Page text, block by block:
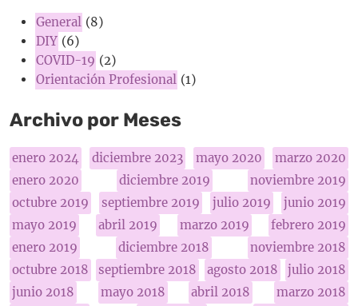
General (8)
DIY (6)
COVID-19 (2)
Orientación Profesional (1)
Archivo por Meses
enero 2024 diciembre 2023 mayo 2020
marzo 2020
enero 2020
diciembre 2019
noviembre 2019
octubre 2019
septiembre 2019 julio 2019
junio 2019
mayo 2019
abril 2019 marzo 2019
febrero 2019
enero 2019
diciembre 2018
noviembre 2018
octubre 2018
septiembre 2018 agosto 2018
julio 2018
junio 2018
mayo 2018 abril 2018
marzo 2018